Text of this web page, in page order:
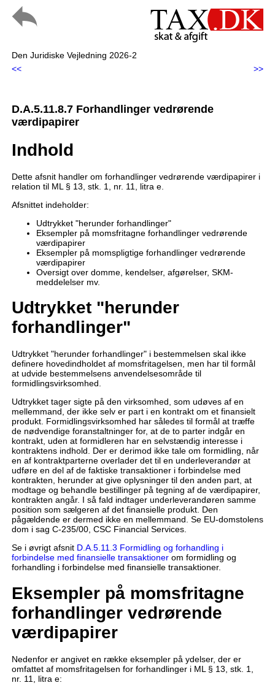
Den Juridiske Vejledning 2026-2
<<
>>
D.A.5.11.8.7 Forhandlinger vedrørende
værdipapirer
Indhold
Dette afsnit handler om forhandlinger vedrørende værdipapirer i
relation til ML § 13, stk. 1, nr. 11, litra e.
Afsnittet indeholder:
Udtrykket "herunder forhandlinger"
Eksempler på momsfritagne forhandlinger vedrørende
værdipapirer
Eksempler på momspligtige forhandlinger vedrørende
værdipapirer
Oversigt over domme, kendelser, afgørelser, SKM-
meddelelser mv.
Udtrykket "herunder
forhandlinger"
Udtrykket "herunder forhandlinger" i bestemmelsen skal ikke
definere hovedindholdet af momsfritagelsen, men har til formål
at udvide bestemmelsens anvendelsesområde til
formidlingsvirksomhed.
Udtrykket tager sigte på den virksomhed, som udøves af en
mellemmand, der ikke selv er part i en kontrakt om et finansielt
produkt. Formidlingsvirksomhed har således til formål at træffe
de nødvendige foranstaltninger for, at de to parter indgår en
kontrakt, uden at formidleren har en selvstændig interesse i
kontraktens indhold. Der er derimod ikke tale om formidling, når
en af kontraktparterne overlader det til en underleverandør at
udføre en del af de faktiske transaktioner i forbindelse med
kontrakten, herunder at give oplysninger til den anden part, at
modtage og behandle bestillinger på tegning af de værdipapirer,
kontrakten angår. I så fald indtager underleverandøren samme
position som sælgeren af det finansielle produkt. Den
pågældende er dermed ikke en mellemmand. Se EU-domstolens
dom i sag C-235/00, CSC Financial Services.
Se i øvrigt afsnit D.A.5.11.3 Formidling og forhandling i
forbindelse med finansielle transaktionerom formidling og
forhandling i forbindelse med finansielle transaktioner.
Eksempler på momsfritagne
forhandlinger vedrørende
værdipapirer
Nedenfor er angivet en række eksempler på ydelser, der er
omfattet af momsfritagelsen for forhandlinger i ML § 13, stk. 1,
nr. 11, litra e: